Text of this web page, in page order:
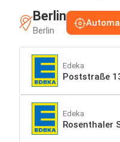
Berlin
Berlin
Edeka
Poststraße
Edeka
Rosenthaler